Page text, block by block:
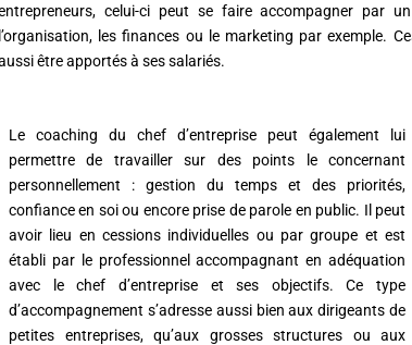
celui-ci peut se faire accompagner par
les finances ou le marketing par exemple.
être apportés à ses salariés.
Le coaching du chef d’entreprise peut également lui
permettre de travailler sur des points le concernant
personnellement : gestion du temps et des priorités,
confiance en soi ou encore prise de parole en public. Il peut
avoir lieu en cessions individuelles ou par groupe et est
établi par le professionnel accompagnant en adéquation
avec le chef d’entreprise et ses objectifs. Ce type
d’accompagnement s’adresse aussi bien aux dirigeants de
petites entreprises, qu’aux grosses structures ou aux